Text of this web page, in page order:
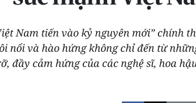
Nam tiến vào kỷ nguyên mới” chính
nổi và hào hứng không chỉ đến từ
đầy cảm hứng của các nghệ sĩ, hoa